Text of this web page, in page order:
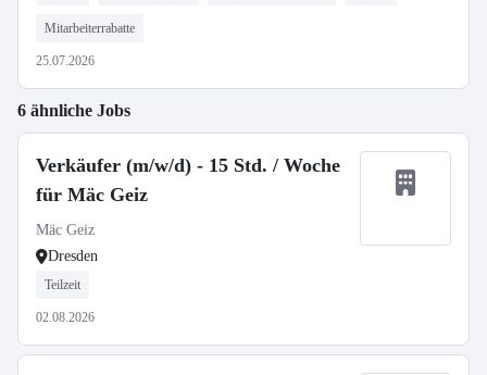
Mitarbeiterrabatte
25.07.2026
6 ähnliche Jobs
Verkäufer (m/w/d) - 15 Std. / Woche
für Mäc Geiz
Mäc Geiz
Dresden
Teilzeit
02.08.2026